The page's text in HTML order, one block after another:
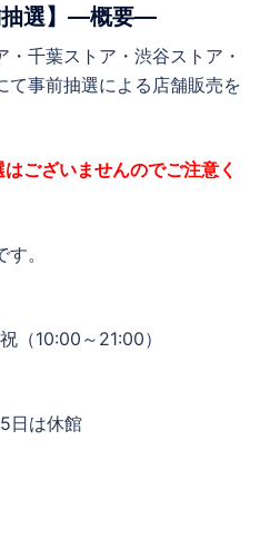
抽選】―概要―
千葉ストア・渋谷ストア・
て事前抽選による店舗販売を
ございませんのでご注意く
。
（10:00～21:00）
日は休館